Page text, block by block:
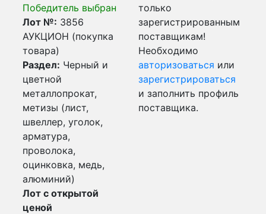
Победитель выбран
Лот №: 3856
АУКЦИОН (покупка
товара)
Раздел: Черный и
цветной
металлопрокат,
метизы (лист,
швеллер, уголок,
арматура,
проволока,
оцинковка, медь,
алюминий)
Лот с открытой
ценой
только
зарегистрированным
поставщикам!
Необходимо
авторизоваться или
зарегистрироваться
и заполнить профиль
поставщика.